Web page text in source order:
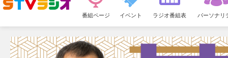
ュ
ー
番組ページ イベント ラジオ番組表 パーソナリ